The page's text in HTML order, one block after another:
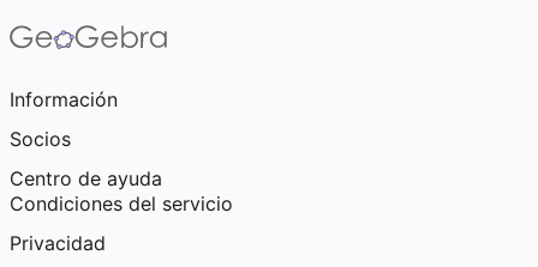
Información
Socios
Centro de ayuda
Condiciones del servicio
Privacidad